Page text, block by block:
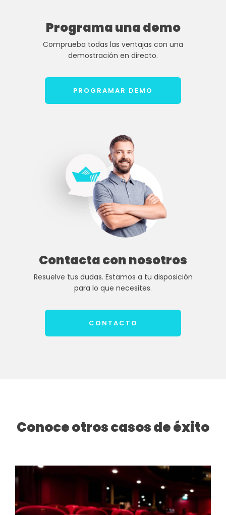
Programa una demo
Comprueba todas las ventajas con una
demostración en directo.
PROGRAMAR DEMO
Contacta con nosotros
Resuelve tus dudas. Estamos a tu disposición
para lo que necesites.
CONTACTO
Conoce otros casos de éxito